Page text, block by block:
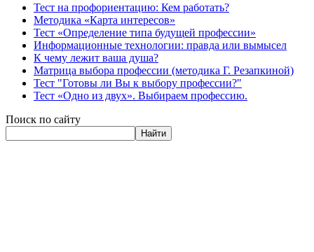
Тест на профориентацию: Кем работать?
Методика «Карта интересов»
Тест «Определение типа будущей профессии»
Информационные технологии: правда или вымысел
К чему лежит ваша душа?
Матрица выбора профессии (методика Г. Резапкиной)
Тест "Готовы ли Вы к выбору профессии?"
Тест «Одно из двух». Выбираем профессию.
Поиск по сайту
Найти